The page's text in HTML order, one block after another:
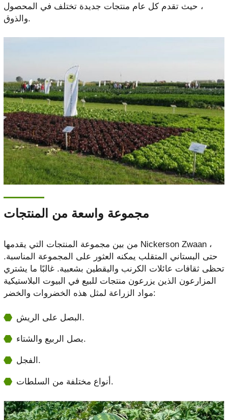
، حيث تقدم كل عام منتجات جديدة تختلف في المحصول
والذوق.
مجموعة واسعة من المنتجات
من بين مجموعة المنتجات التي يقدمها Nickerson Zwaan ،
حتى البستاني المتقلب يمكنه العثور على المجموعة المناسبة.
تحظى ثقافات عائلات الكرنب واليقطين بشعبية. غالبًا ما يشتري
المزارعون الذين يزرعون منتجات للبيع في البيوت البلاستيكية
مواد الزراعة لمثل هذه الخضروات والخضر:
البصل على الريش.
بصل الربيع والشتاء.
الفجل.
أنواع مختلفة من السلطات.